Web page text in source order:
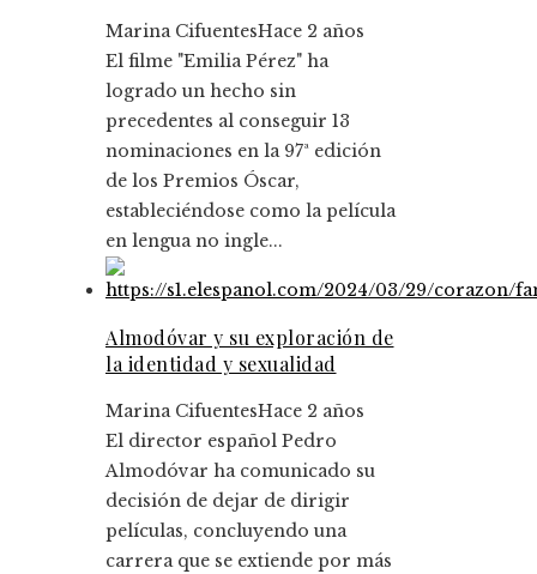
Marina CifuentesHace 2 años
El filme "Emilia Pérez" ha
logrado un hecho sin
precedentes al conseguir 13
nominaciones en la 97ª edición
de los Premios Óscar,
estableciéndose como la película
en lengua no ingle...
Almodóvar y su exploración de
la identidad y sexualidad
Marina CifuentesHace 2 años
El director español Pedro
Almodóvar ha comunicado su
decisión de dejar de dirigir
películas, concluyendo una
carrera que se extiende por más